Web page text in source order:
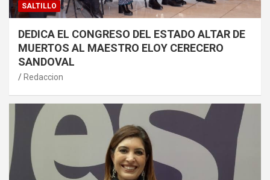
SALTILLO
DEDICA EL CONGRESO DEL ESTADO ALTAR DE
MUERTOS AL MAESTRO ELOY CERECERO
SANDOVAL
Redaccion